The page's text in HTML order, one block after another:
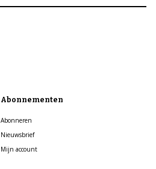
Abonnementen
Abonneren
Nieuwsbrief
Mijn account